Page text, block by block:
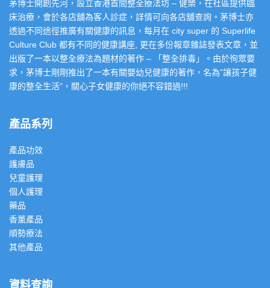
茅博士開創先河，設立香港首間整全療法坊 – 健樂，在社區提供臨
床治療，會於各店舖為客人診症，詳情可向各店舖查詢。茅博士亦
透過不同途徑推廣有關健康的訊息，每月在 city super 的 Superlife
Culture Club 都有不同的健康講座, 更在多份報章雜誌發表文章，並
出版了一本以整全療法為題材的著作 – 「整全排毒」。由於徇眾要
求，茅博士剛剛推出了一本有關嬰幼兒健康的著作，名為”讓孩子健
康的整全生活”，關心子女健康的你絕不容錯過!!!
產品系列
產品功效
護膚品
兒童護理
個人護理
藥品
香薰產品
順勢療法
其他產品
資料查詢